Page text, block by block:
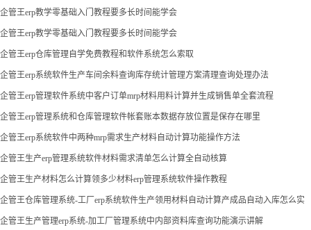
企管王erp教学零基础入门教程要多长时间能学会
企管王erp教学零基础入门教程要多长时间能学会
企管王erp仓库管理自学免费教程和软件系统怎么索取
企管王erp系统软件生产车间余料查询库存统计管理方案清理查询处理办法
企管王erp管理软件系统中客户订单mrp材料用料计算并生成销售单全套流程
企管王erp管理系统和仓库管理软件帐套账本数据存放位置是保存在哪里
企管王erp系统软件中两种mrp需求生产材料自动计算功能操作方法
企管王生产erp管理系统软件材料需求清单怎么计算全自动核算
企管王生产材料怎么计算领多少材料erp管理系统软件操作教程
企管王仓库管理系统-工厂erp系统软件生产领用材料自动计算产成品自动入库怎么实
现
企管王生产管理erp系统-加工厂管理系统中内部资料库查询功能演示讲解